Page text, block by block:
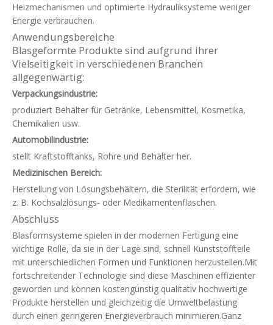
Heizmechanismen und optimierte Hydrauliksysteme weniger
Energie verbrauchen.
Anwendungsbereiche
Blasgeformte Produkte sind aufgrund ihrer
Vielseitigkeit in verschiedenen Branchen
allgegenwärtig:
Verpackungsindustrie:
produziert Behälter für Getränke, Lebensmittel, Kosmetika,
Chemikalien usw.
Automobilindustrie:
stellt Kraftstofftanks, Rohre und Behälter her.
Medizinischen Bereich:
Herstellung von Lösungsbehältern, die Sterilität erfordern, wie
z. B. Kochsalzlösungs- oder Medikamentenflaschen.
Abschluss
Blasformsysteme spielen in der modernen Fertigung eine
wichtige Rolle, da sie in der Lage sind, schnell Kunststoffteile
mit unterschiedlichen Formen und Funktionen herzustellen.Mit
fortschreitender Technologie sind diese Maschinen effizienter
geworden und können kostengünstig qualitativ hochwertige
Produkte herstellen und gleichzeitig die Umweltbelastung
durch einen geringeren Energieverbrauch minimieren.Ganz